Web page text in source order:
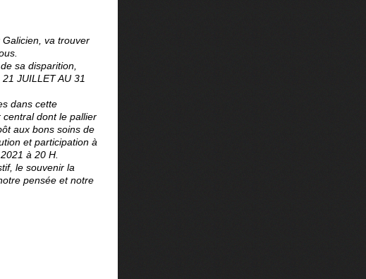
va trouver
sa disparition,
JUILLET AU 31
dans cette
dont le pallier
aux bons soins de
et participation à
à 20 H.
le souvenir la
pensée et notre